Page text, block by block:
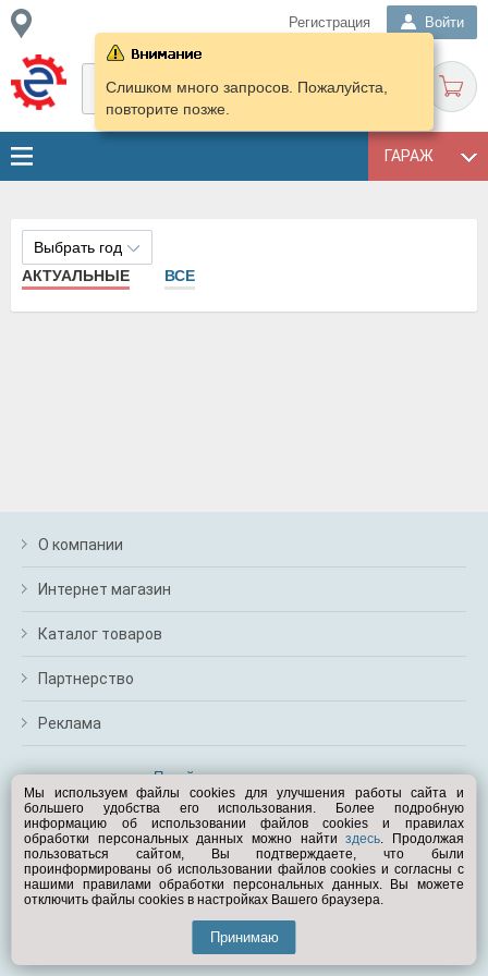
Регистрация Войти
ГАРАЖ
Слишком много запросов. Пожалуйста,
повторите позже.
Выбрать год
АКТУАЛЬНЫЕ
ВСЕ
О компании
Интернет магазин
Каталог товаров
Партнерство
Реклама
Перейти на полную версию
Вам помочь?
© Exist.ru 1998—2026
Мы используем файлы cookies для улучшения работы сайта и
большего удобства его использования. Более подробную
информацию об использовании файлов cookies и правилах
обработки персональных данных можно найтиздесь. Продолжая
пользоваться сайтом, Вы подтверждаете, что были
проинформированы об использовании файлов cookies и согласны с
нашими правилами обработки персональных данных. Вы можете
отключить файлы cookies в настройках Вашего браузера.
Принимаю